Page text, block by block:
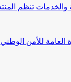
والخدمات تنظم
للأمن الوطني 2024